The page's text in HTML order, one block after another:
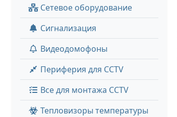
Сетевое оборудование
Сигнализация
Видеодомофоны
Периферия для CCTV
Все для монтажа CCTV
Тепловизоры температуры